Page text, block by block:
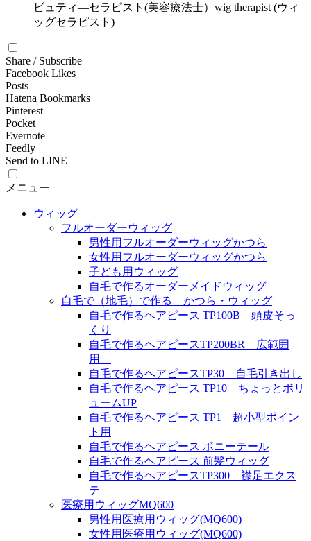
ビュティ―セラピスト(美容療法士）wig therapist (ウィ
ッグセラピスト)
Share / Subscribe
Facebook Likes
Posts
Hatena Bookmarks
Pinterest
Pocket
Evernote
Feedly
Send to LINE
メニュー
ウィッグ
フルオーダーウィッグ
男性用フルオーダーウィッグかつら
女性用フルオーダーウィッグかつら
子ども用ウィッグ
自毛で作るオーダーメイドウィッグ
自毛で（地毛）で作る かつら・ウィッグ
自毛で作るヘアピース TP100B 頭皮そっ
くり
自毛で作るヘアピースTP200BR 広範囲
用
自毛で作るヘアピースTP30 自毛引き出し
自毛で作るヘアピース TP10 ちょっとボリ
ュームUP
自毛で作るヘアピース TP1 超小型ポイン
ト用
自毛で作るヘアピース ポニーテール
自毛で作るヘアピース 前髪ウィッグ
自毛で作るヘアピースTP300 襟足エクス
テ
医療用ウィッグMQ600
男性用医療用ウィッグ(MQ600)
女性用医療用ウィッグ(MQ600)